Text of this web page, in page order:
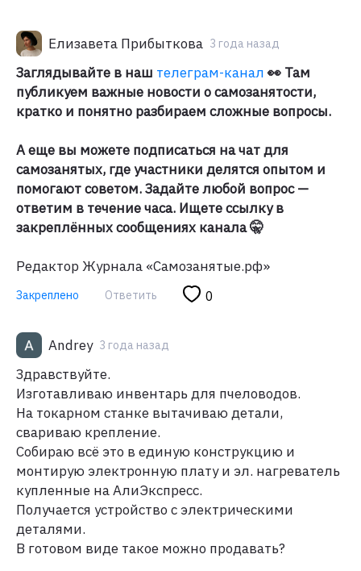
Елизавета Прибыткова 3 года назад
Заглядывайте в наш телеграм-канал 👀 Там
публикуем важные новости о самозанятости,
кратко и понятно разбираем сложные вопросы.
А еще вы можете подписаться на чат для
самозанятых, где участники делятся опытом и
помогают советом. Задайте любой вопрос —
ответим в течение часа. Ищете ссылку в
закреплённых сообщениях канала 🤫
Редактор Журнала «Самозанятые.рф»
Закреплено Ответить 0
Andrey 3 года назад
Здравствуйте.
Изготавливаю инвентарь для пчеловодов.
На токарном станке вытачиваю детали,
свариваю крепление.
Собираю всё это в единую конструкцию и
монтирую электронную плату и эл. нагреватель
купленные на АлиЭкспресс.
Получается устройство с электрическими
деталями.
В готовом виде такое можно продавать?